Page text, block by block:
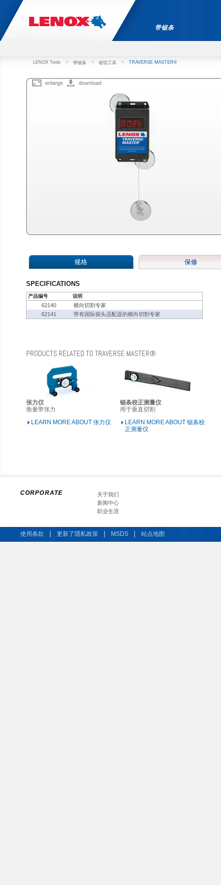
带锯条
LENOX Tools > 带锯条 > 锯切工具 > TRAVERSE MASTER®
规格 保修
SPECIFICATIONS
产品编号 说明
62140
横向切割专家
62141
带有国际插头适配器的横向切割专家
PRODUCTS RELATED TO TRAVERSE MASTER®
张力仪
衡量带张力
LEARN MORE ABOUT 张力仪
锯条校正测量仪
用于垂直切割
LEARN MORE ABOUT 锯条校
正测量仪
CORPORATE
关于我们
新闻中心
职业生涯
使用条款 | 更新了隱私政策 | MSDS | 站点地图